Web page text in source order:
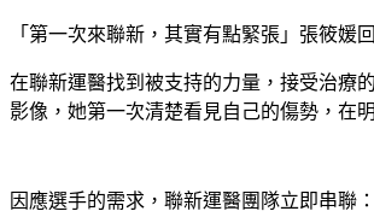
「第一次來聯新，其實有點緊張」張筱媛
在聯新運醫找到被支持的力量，接受治療
影像，她第一次清楚看見自己的傷勢，在
因應選手的需求，聯新運醫團隊立即串聯